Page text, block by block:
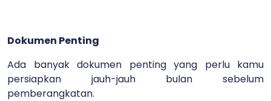
Dokumen Penting
Ada banyak dokumen penting yang perlu kamu
persiapkan jauh-jauh bulan sebelum
pemberangkatan.